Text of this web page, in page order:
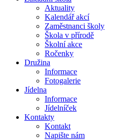
Aktuality
Kalendář akcí
Zaměstnanci školy
Škola v přírodě
Školní akce
Ročenky
Družina
Informace
Fotogalerie
Jídelna
Informace
Jídelníček
Kontakty
Kontakt
Napište nám